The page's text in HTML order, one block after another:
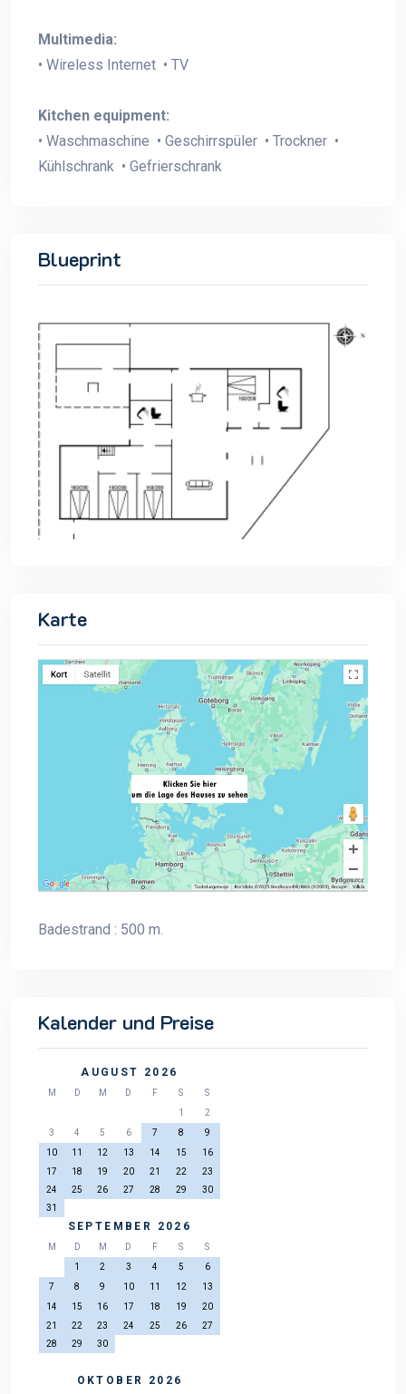
Multimedia:
• Wireless Internet • TV
Kitchen equipment:
• Waschmaschine • Geschirrspüler • Trockner •
Kühlschrank • Gefrierschrank
Blueprint
Karte
Badestrand : 500 m.
Kalender und Preise
AUGUST 2026
M D M D F S
S
1
2
3
4 5 6 7 8
9
10
11 12 13 14 15
16
17
18 19 20 21 22
23
24
25 26 27 28 29
30
31
SEPTEMBER 2026
M D M D F S
S
1
2 3 4 5
6
7
8 9 10 11 12
13
14
15 16 17 18 19
20
21
22 23 24 25 26
27
28
29 30
OKTOBER 2026